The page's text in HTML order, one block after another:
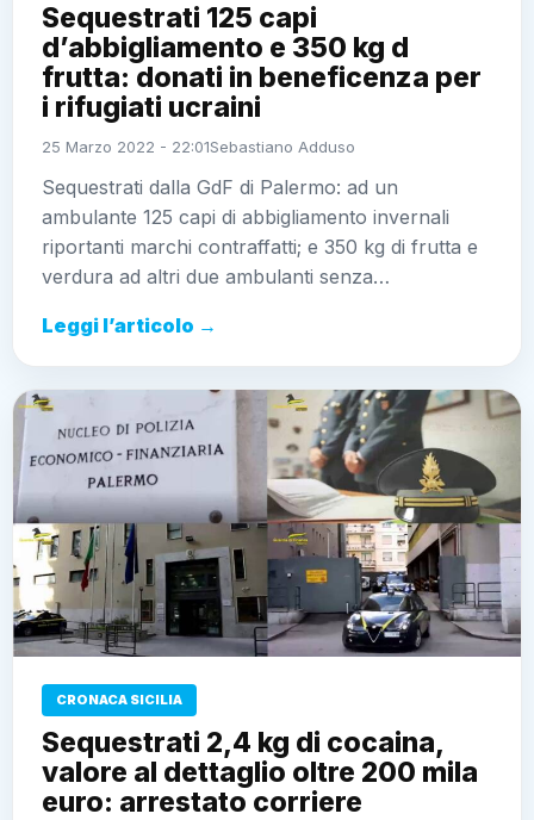
Sequestrati 125 capi
d’abbigliamento e 350 kg d frutta:
donati in beneficenza per i rifugiati
ucraini
25 Marzo 2022 - 22:01Sebastiano Adduso
Sequestrati dalla GdF di Palermo: ad un ambulante
125 capi di abbigliamento invernali riportanti marchi
contraffatti; e 350 kg di frutta e verdura ad altri due
ambulanti senza…
Leggi l’articolo →
CRONACA SICILIA
Sequestrati 2,4 kg di cocaina,
valore al dettaglio oltre 200 mila
euro: arrestato corriere